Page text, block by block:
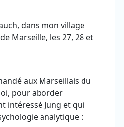
dans mon village
Marseille, les 27, 28 et
aux Marseillais du
pour aborder
intéressé Jung et qui
analytique :